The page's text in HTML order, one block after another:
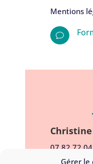
Gérer le
Mentions
v
07 82 72